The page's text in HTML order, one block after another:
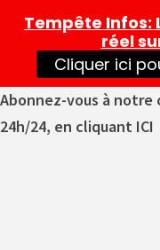
Abonnez-vous à notre
24h/24, en cliquant ICI
Tempête Infos:
réel
Cliquer ici